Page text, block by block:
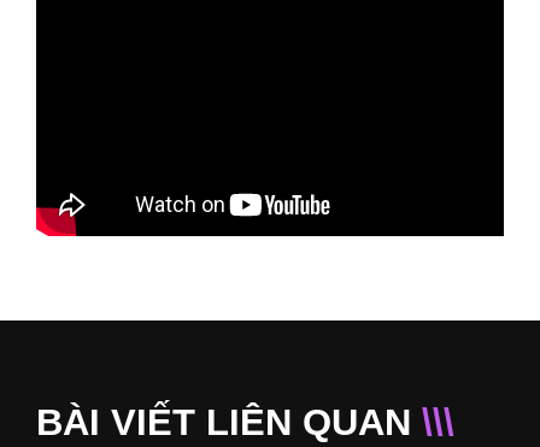
BÀI VIẾT LIÊN QUAN \\\